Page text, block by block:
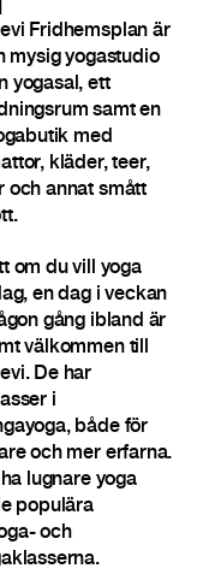
Fridhemsplan är
mysig yogastudio
yogasal, ett
samt en
med
kläder, teer,
och annat smått
om du vill yoga
en dag i veckan
gång ibland är
välkommen till
De har
i
både för
och mer erfarna.
lugnare yoga
populära
och